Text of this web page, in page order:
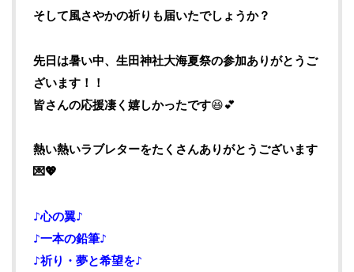
そして風さやかの祈りも届いたでしょうか？
先日は暑い中、生田神社大海夏祭の参加ありがとうご
ざいます！！
皆さんの応援凄く嬉しかったです😆💕
熱い熱いラブレターをたくさんありがとうございます
💌💖
♪心の翼♪
♪一本の鉛筆♪
♪祈り・夢と希望を♪